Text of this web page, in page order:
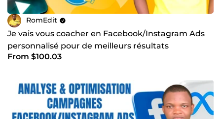
RomEdit
Je vais vous coacher en Facebook/Instagram Ads
personnalisé pour de meilleurs résultats
From $100.03